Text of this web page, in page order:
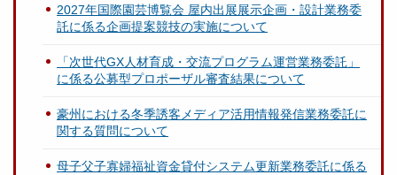
2027年国際園芸博覧会 屋内出展展示企画・設計業務委
託に係る企画提案競技の実施について
「次世代GX人材育成・交流プログラム運営業務委託」
に係る公募型プロポーザル審査結果について
豪州における冬季誘客メディア活用情報発信業務委託に
関する質問について
母子父子寡婦福祉資金貸付システム更新業務委託に係る